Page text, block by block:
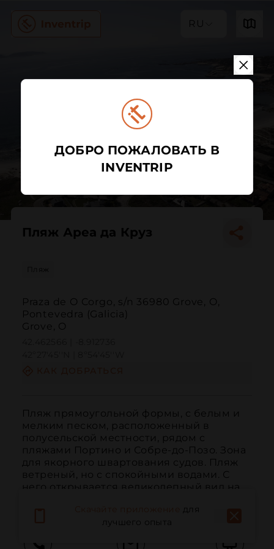
RU
Пляж Ареа да Круз
Пляж
Praza de O Corgo, s/n 36980 Grove, O,
Pontevedra (Galicia)
Grove, O
Пляж прямоугольной формы, с белым и
мелким песком, расположенный в
полусельской местности, рядом с
пляжами Портино и Собре-до-Позо. Зона
для якорного швартования судов. Пляж
ветреный, но с спокойными водами. С
него открывается великолепный вид на
для
лучшего опыта
ДОБРО ПОЖАЛОВАТЬ В
INVENTRIP